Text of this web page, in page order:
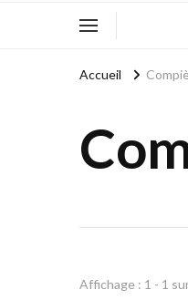
Accueil
Affichage : 1 - 1